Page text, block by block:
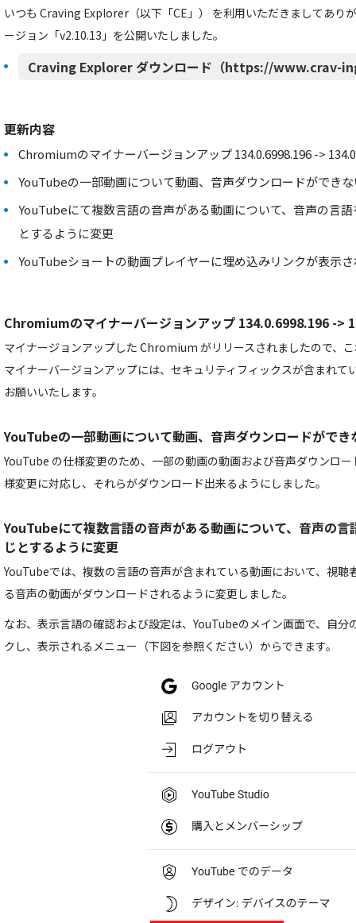
いつも Craving Explorer（以下「CE」） を利用いただきましてあり
ージョン「v2.10.13」を公開いたしました。
Craving Explorer ダウンロード（https://www.crav-
更新内容
Chromiumのマイナーバージョンアップ 134.0.6998.196 ->
YouTubeの一部動画について動画、音声ダウンロードができ
YouTubeにて複数言語の音声がある動画について、音声の言
とするように変更
YouTubeショートの動画プレイヤーに埋め込みリンクが表示
Chromiumのマイナーバージョンアップ 134.0.6998.196 ->
マイナージョンアップした Chromium がリリースされましたので、
マイナーバージョンアップには、セキュリティフィックスが含まれて
お願いいたします。
YouTubeの一部動画について動画、音声ダウンロードができ
YouTube の仕様変更のため、一部の動画の動画および音声ダウンロ
様変更に対応し、それらがダウンロード出来るようにしました。
YouTubeにて複数言語の音声がある動画について、音声の
じとするように変更
YouTubeでは、複数の言語の音声が含まれている動画において、視聴
る音声の動画がダウンロードされるように変更しました。
なお、表示言語の確認および設定は、YouTubeのメイン画面で、自分
クし、表示されるメニュー（下図を参照ください）からできます。